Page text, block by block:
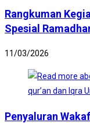
Rangkuman
Spesial
11/03/2026
Penyaluran